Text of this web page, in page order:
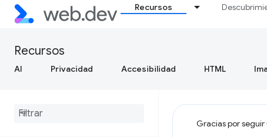
Recursos
Recursos
AI Privacidad Accesibilidad HTML
Gracias por seguir